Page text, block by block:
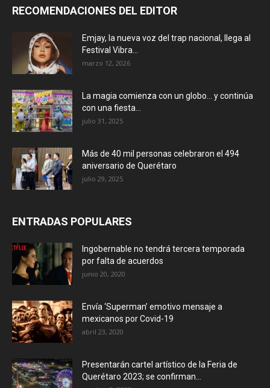
RECOMENDACIONES DEL EDITOR
Emjay, la nueva voz del trap nacional, llega al
Festival Vibra...
marzo 12, 2026
La magia comienza con un globo… y continúa
con una fiesta...
julio 31, 2025
Más de 40 mil personas celebraron el 494
aniversario de Querétaro
julio 29, 2025
ENTRADAS POPULARES
Ingobernable no tendrá tercera temporada
por falta de acuerdos
junio 20, 2020
Envía ‘Superman’ emotivo mensaje a
mexicanos por Covid-19
abril 23, 2020
Presentarán cartel artístico de la Feria de
Querétaro 2023; se confirman...